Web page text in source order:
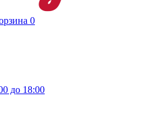
0
до 18:00